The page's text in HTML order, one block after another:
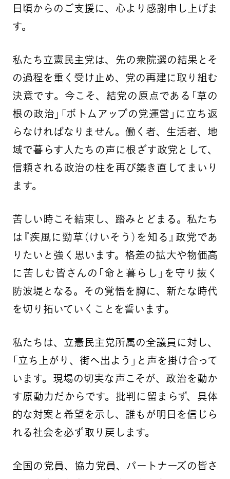
日頃からのご支援に、心より感謝申し上げま
す。
私たち立憲民主党は、先の衆院選の結果とそ
の過程を重く受け止め、党の再建に取り組む
決意です。今こそ、結党の原点である「草の
根の政治」「ボトムアップの党運営」に立ち返
らなければなりません。働く者、生活者、地
域で暮らす人たちの声に根ざす政党として、
信頼される政治の柱を再び築き直してまいり
ます。
苦しい時こそ結束し、踏みとどまる。私たち
は『疾風に勁草（けいそう）を知る』政党であ
りたいと強く思います。格差の拡大や物価高
に苦しむ皆さんの「命と暮らし」を守り抜く
防波堤となる。その覚悟を胸に、新たな時代
を切り拓いていくことを誓います。
私たちは、立憲民主党所属の全議員に対し、
「立ち上がり、街へ出よう」と声を掛け合って
います。現場の切実な声こそが、政治を動か
す原動力だからです。批判に留まらず、具体
的な対案と希望を示し、誰もが明日を信じら
れる社会を必ず取り戻します。
全国の党員、協力党員、パートナーズの皆さ